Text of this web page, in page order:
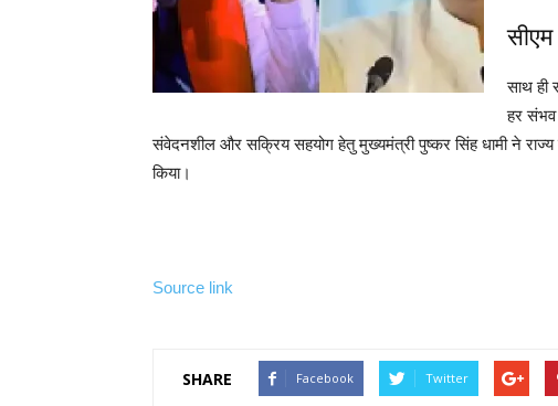
साथ ही
हर संभव
संवेदनशील और सक्रिय सहयोग हेतु मुख्यमंत्री पुष्कर सिंह धामी ने
किया।
Source link
SHARE Facebook Twitter